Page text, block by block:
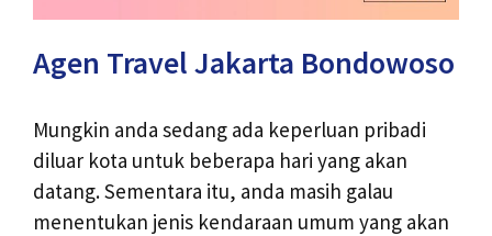
Agen Travel Jakarta Bondowoso
Mungkin anda sedang ada keperluan pribadi
diluar kota untuk beberapa hari yang akan
datang. Sementara itu, anda masih galau
menentukan jenis kendaraan umum yang akan